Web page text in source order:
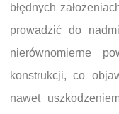
błędnych
prowadzić do
nierównomierne
konstrukcji, co
nawet